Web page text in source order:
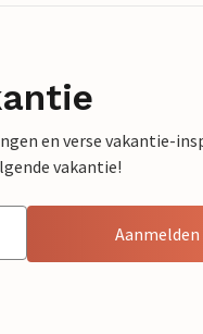
en verse vakantie-
vakantie!
Aanmelden